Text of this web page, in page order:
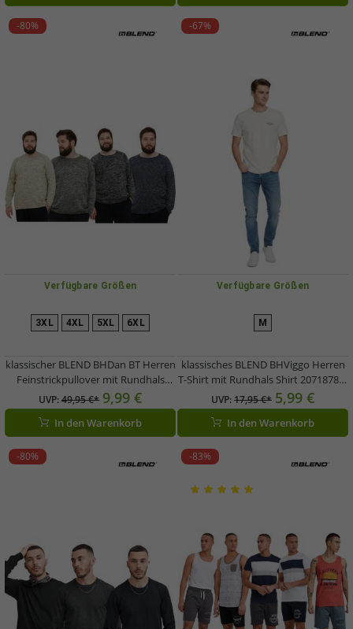
-80%
Verfügbare Größen
3XL 4XL 5XL 6XL
klassischer BLEND BHDan BT Herren
Feinstrickpullover mit Rundhals
Strickpullover Große Größen
20713439 in Beige, Grau, Schwarz
oder Blau
UVP:49,95 €* 9,99 €
In den Warenkorb
-67%
Verfügbare Größen
M
klassisches BLEND BHViggo Herren
T-Shirt mit Rundhals Shirt 20718780-
110602 Weiß
UVP:17,95 €* 5,99 €
In den Warenkorb
-80% -83%